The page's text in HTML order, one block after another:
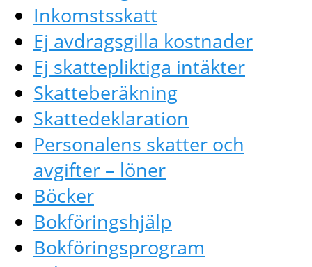
Inkomstsskatt
Ej avdragsgilla kostnader
Ej skattepliktiga intäkter
Skatteberäkning
Skattedeklaration
Personalens skatter och
avgifter – löner
Böcker
Bokföringshjälp
Bokföringsprogram